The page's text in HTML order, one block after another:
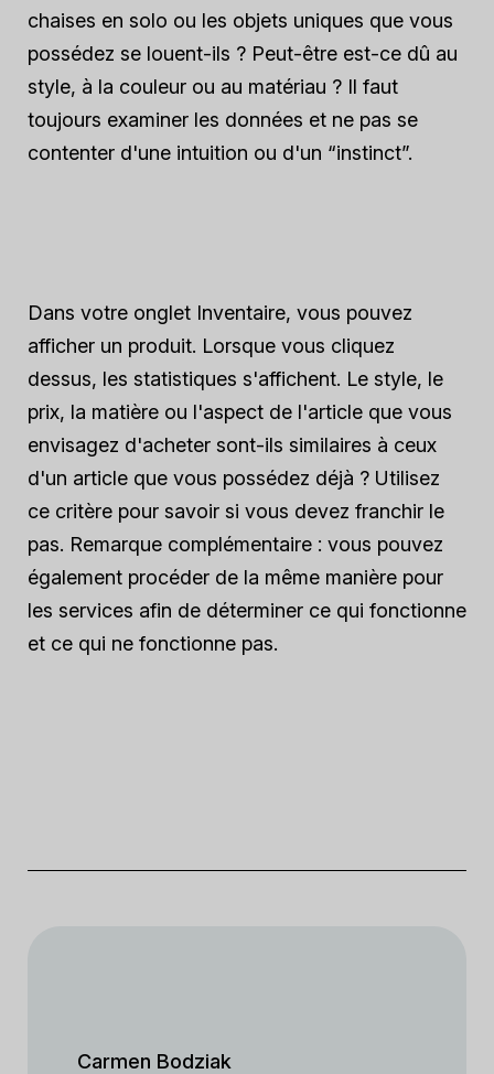
chaises en solo ou les objets uniques que vous
possédez se louent-ils ? Peut-être est-ce dû au
style, à la couleur ou au matériau ? Il faut
toujours examiner les données et ne pas se
contenter d'une intuition ou d'un “instinct”.
Dans votre onglet Inventaire, vous pouvez
afficher un produit. Lorsque vous cliquez
dessus, les statistiques s'affichent. Le style, le
prix, la matière ou l'aspect de l'article que vous
envisagez d'acheter sont-ils similaires à ceux
d'un article que vous possédez déjà ? Utilisez
ce critère pour savoir si vous devez franchir le
pas. Remarque complémentaire : vous pouvez
également procéder de la même manière pour
les services afin de déterminer ce qui fonctionne
et ce qui ne fonctionne pas.
Carmen Bodziak